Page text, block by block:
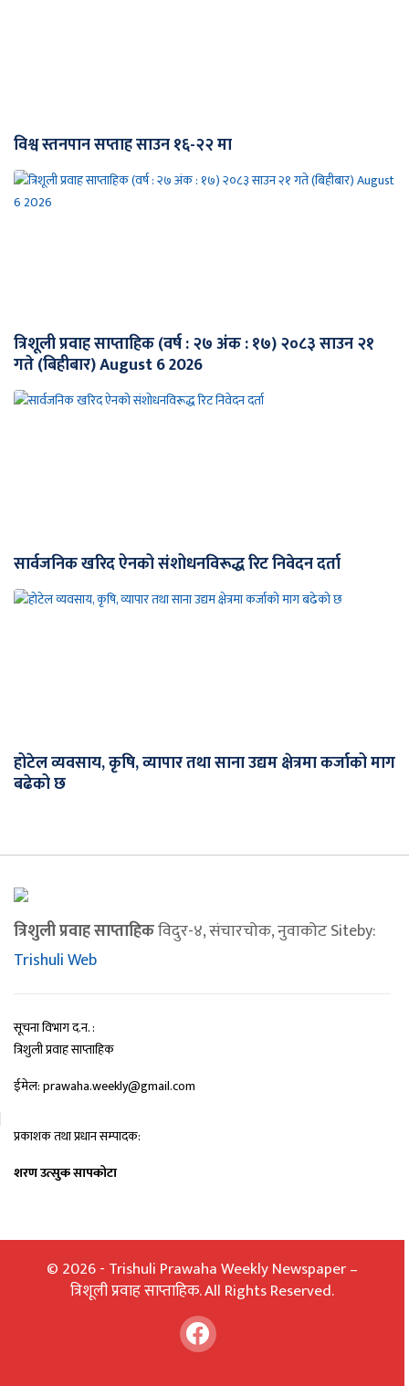
विश्व स्तनपान सप्ताह साउन १६-२२ मा
त्रिशूली प्रवाह साप्ताहिक (वर्ष : २७ अंक : १७) २०८३ साउन २१
गते (बिहीबार) August 6 2026
सार्वजनिक खरिद ऐनको संशोधनविरूद्ध रिट निवेदन दर्ता
होटेल व्यवसाय, कृषि, व्यापार तथा साना उद्यम क्षेत्रमा कर्जाको माग
बढेको छ
त्रिशुली प्रवाह साप्ताहिकविदुर-४, संचारचोक, नुवाकोट Siteby:
Trishuli Web
सूचना विभाग द.न. :
त्रिशुली प्रवाह साप्ताहिक
ईमेल: prawaha.weekly@gmail.com
प्रकाशक तथा प्रधान सम्पादक:
शरण उत्सुक सापकोटा
© 2026 - Trishuli Prawaha Weekly Newspaper –
त्रिशूली प्रवाह साप्ताहिक. All Rights Reserved.